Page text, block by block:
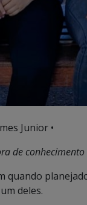
Junior •
de
deles.